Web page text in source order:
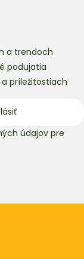
a trendoch
podujatia
príležitostiach
údajov pre